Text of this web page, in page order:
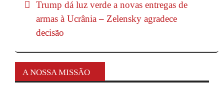
Trump dá luz verde a novas entregas de
armas à Ucrânia – Zelensky agradece
decisão
A NOSSA MISSÃO